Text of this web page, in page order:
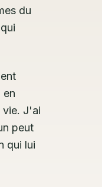
du
en
vie. J'ai
peut
qui lui